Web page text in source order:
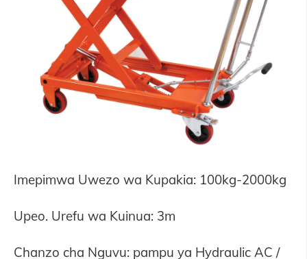
Imepimwa Uwezo wa Kupakia: 100kg-2000kg
Upeo. Urefu wa Kuinua: 3m
Chanzo cha Nguvu: pampu ya Hydraulic AC /